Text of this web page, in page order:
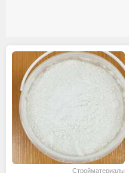
Стройматериалы